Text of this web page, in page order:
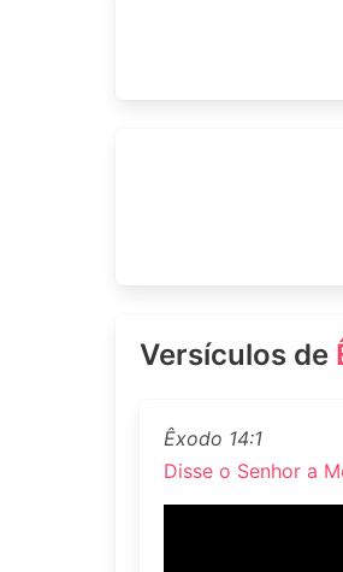
Versículos de
Êxodo 14:1
Disse o Senhor a